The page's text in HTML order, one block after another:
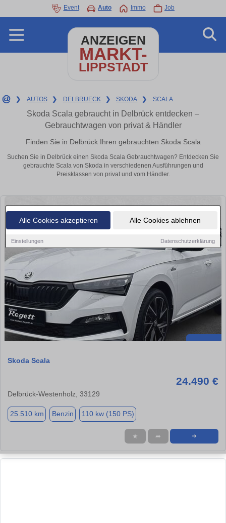
Alle Cookies akzeptieren Alle Cookies ablehnen
Einstellungen Datenschutzerklärung
Event Auto Immo Job
ANZEIGEN
MARKT-
LIPPSTADT
❯ AUTOS ❯ DELBRUECK ❯ SKODA ❯ SCALA
Skoda Scala gebraucht in Delbrück entdecken –
Gebrauchtwagen von privat & Händler
Finden Sie in Delbrück Ihren gebrauchten Skoda Scala
Suchen Sie in Delbrück einen Skoda Scala Gebrauchtwagen? Entdecken Sie
gebrauchte Scala von Skoda in verschiedenen Ausführungen und
Preisklassen von privat und vom Händler.
Skoda Scala
24.490 €
Delbrück-Westenholz, 33129
25.510 km Benzin 110 kw (150 PS)
★ ➦ ➜